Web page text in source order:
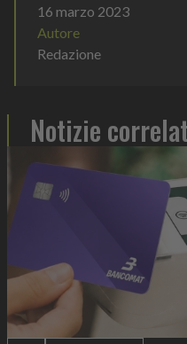
16 marzo 2023
Autore
Redazione
Notizie